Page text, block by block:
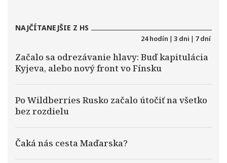
NAJČÍTANEJŠIE Z HS
24 hodín | 3 dni | 7 dní
Začalo sa odrezávanie hlavy: Buď kapitulácia
Kyjeva, alebo nový front vo Fínsku
Po Wildberries Rusko začalo útočiť na všetko
bez rozdielu
Čaká nás cesta Maďarska?